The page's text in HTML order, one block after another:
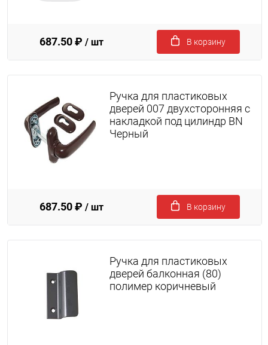
687.50 ₽ / шт В корзину
Ручка для пластиковых
дверей 007 двухсторонняя с
накладкой под цилиндр BN
Черный
687.50 ₽ / шт В корзину
Ручка для пластиковых
дверей балконная (80)
полимер коричневый